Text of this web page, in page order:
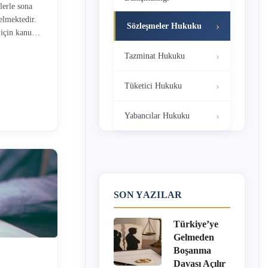
sona
kanun
en önemli
…
Sözleşmeler Hukuku
Tazminat Hukuku
Tüketici Hukuku
Yabancılar Hukuku
SON YAZILAR
Türkiye’ye
Gelmeden
Boşanma
Davası Açılır